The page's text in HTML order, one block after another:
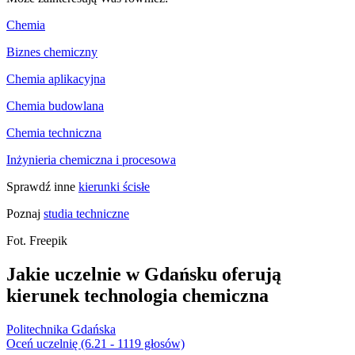
Chemia
Biznes chemiczny
Chemia aplikacyjna
Chemia budowlana
Chemia techniczna
Inżynieria chemiczna i procesowa
Sprawdź inne kierunki ścisłe
Poznaj studia techniczne
Fot. Freepik
Jakie uczelnie w Gdańsku oferują
kierunek technologia chemiczna
Politechnika Gdańska
Oceń uczelnię (6.21 - 1119 głosów)